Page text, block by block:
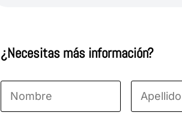
¿Necesitas más información?